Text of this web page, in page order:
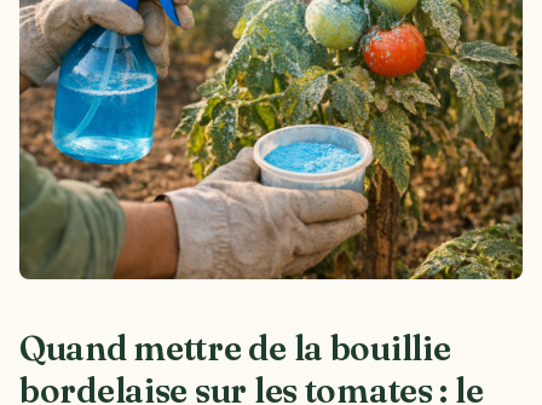
Quand mettre de la bouillie
bordelaise sur les tomates : le